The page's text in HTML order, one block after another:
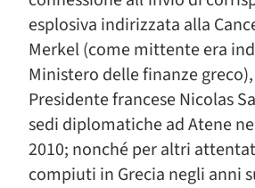
esplosiva indirizzata alla
Merkel (come mittente era
Ministero delle finanze
Presidente francese Nicolas
sedi diplomatiche ad Atene
2010; nonché per altri
compiuti in Grecia negli anni